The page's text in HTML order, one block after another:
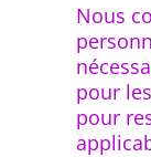
Nous
pour
pour